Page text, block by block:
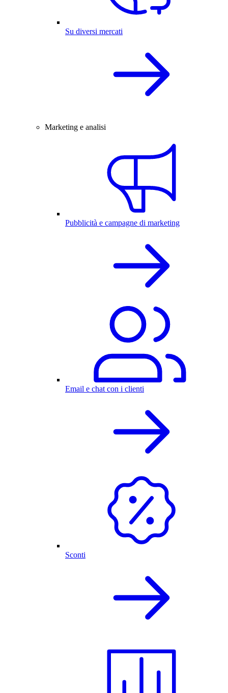
Su diversi mercati
Marketing e analisi
Pubblicità e campagne di marketing
Email e chat con i clienti
Sconti